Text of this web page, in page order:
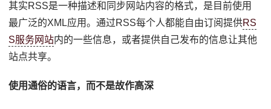
其实RSS是一种描述和同步网站内容的格式，是目前使用
最广泛的XML应用。通过RSS每个人都能自由订阅提供RS
S服务网站内的一些信息，或者提供自己发布的信息让其他
站点共享。
使用通俗的语言，而不是故作高深